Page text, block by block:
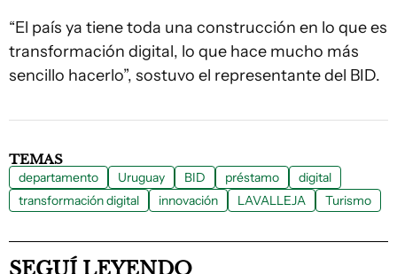
“El país ya tiene toda una construcción en lo que es
transformación digital, lo que hace mucho más
sencillo hacerlo”, sostuvo el representante del BID.
TEMAS
departamento Uruguay BID préstamo
digital
transformación digital
innovación LAVALLEJA Turismo
SEGUÍ LEYENDO